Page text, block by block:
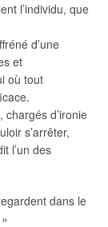
l’individu, que
d’une
et
où tout
d’ironie
s’arrêter,
l’un des
dans le